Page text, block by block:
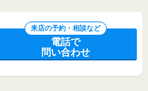
来店の予約・相談など
電話で
問い合わせ